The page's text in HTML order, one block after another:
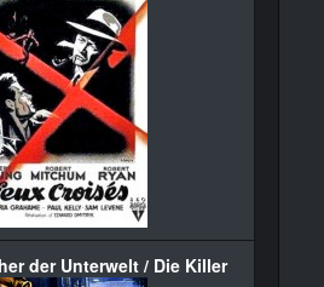
der Unterwelt / Die Killer